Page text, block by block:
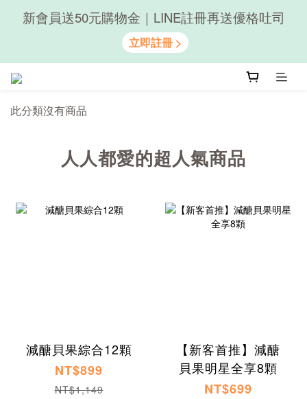
隨心享受｜貝果任選6組$899
新會員送50元購物金｜LINE註冊再送優格吐司
此分類沒有商品
人人都愛的超人氣商品
減醣貝果綜合12顆
NT$899
NT$1,149
【新客首推】減醣
貝果明星全享8顆
NT$699